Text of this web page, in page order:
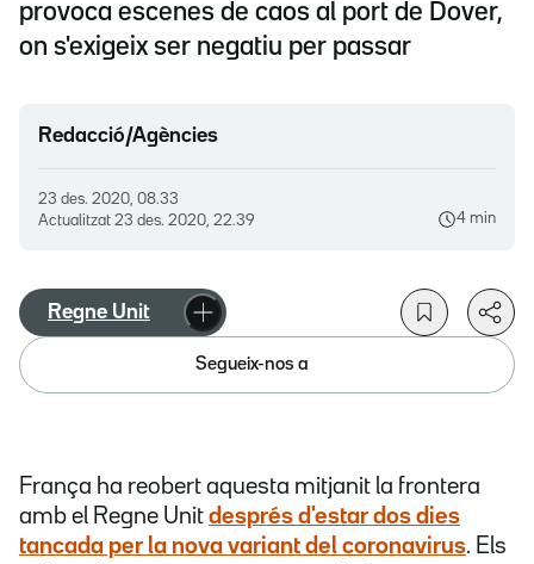
provoca escenes de caos al port de Dover,
on s'exigeix ser negatiu per passar
Redacció/Agències
23 des. 2020, 08.33
Actualitzat 23 des. 2020, 22.39 4 min
Regne Unit
Segueix-nos a
França ha reobert aquesta mitjanit la frontera
amb el Regne Unit després d'estar dos dies
tancada per la nova variant del coronavirus. Els